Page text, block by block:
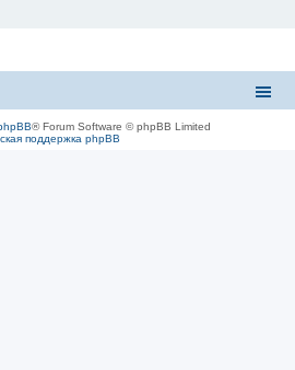
® Forum Software © phpBB Limited
поддержка phpBB